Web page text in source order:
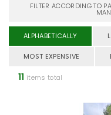
FILTER ACCORDING TO
ALPHABETICALLY
MOST EXPENSIVE
11 items total